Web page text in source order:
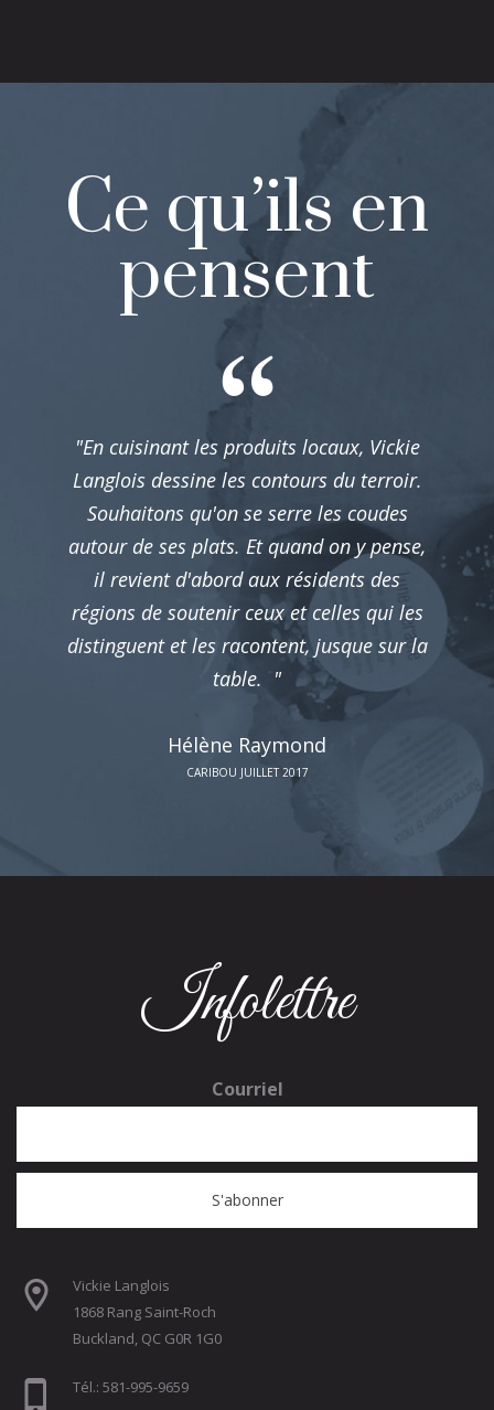
Ce qu’ils en
pensent
"En cuisinant les produits locaux, Vickie
Langlois dessine les contours du terroir.
Souhaitons qu'on se serre les coudes
autour de ses plats. Et quand on y pense,
il revient d'abord aux résidents des
régions de soutenir ceux et celles qui les
distinguent et les racontent, jusque sur la
table. "
Hélène Raymond
CARIBOU JUILLET 2017
Infolettre
Courriel
Vickie Langlois
1868 Rang Saint-Roch
Buckland, QC G0R 1G0
Tél.: 581-995-9659